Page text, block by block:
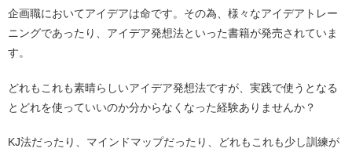
企画職においてアイデアは命です。その為、様々なアイデアトレー
ニングであったり、アイデア発想法といった書籍が発売されていま
す。
どれもこれも素晴らしいアイデア発想法ですが、実践で使うとなる
とどれを使っていいのか分からなくなった経験ありませんか？
KJ法だったり、マインドマップだったり、どれもこれも少し訓練が